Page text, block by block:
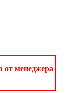
от менеджера